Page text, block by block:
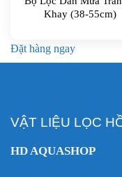
Khay (38-55cm)
Đặt hàng ngay
VẬT LIỆU LỌC
HD AQUASHOP